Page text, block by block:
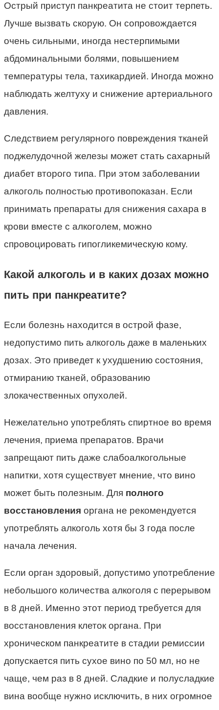
Острый приступ панкреатита не стоит терпеть.
Лучше вызвать скорую. Он сопровождается
очень сильными, иногда нестерпимыми
абдоминальными болями, повышением
температуры тела, тахикардией. Иногда можно
наблюдать желтуху и снижение артериального
давления.
Следствием регулярного повреждения тканей
поджелудочной железы может стать сахарный
диабет второго типа. При этом заболевании
алкоголь полностью противопоказан. Если
принимать препараты для снижения сахара в
крови вместе с алкоголем, можно
спровоцировать гипогликемическую кому.
Какой алкоголь и в каких дозах можно
пить при панкреатите?
Если болезнь находится в острой фазе,
недопустимо пить алкоголь даже в маленьких
дозах. Это приведет к ухудшению состояния,
отмиранию тканей, образованию
злокачественных опухолей.
Нежелательно употреблять спиртное во время
лечения, приема препаратов. Врачи
запрещают пить даже слабоалкогольные
напитки, хотя существует мнение, что вино
может быть полезным. Для полного
восстановления органа не рекомендуется
употреблять алкоголь хотя бы 3 года после
начала лечения.
Если орган здоровый, допустимо употребление
небольшого количества алкоголя с перерывом
в 8 дней. Именно этот период требуется для
восстановления клеток органа. При
хроническом панкреатите в стадии ремиссии
допускается пить сухое вино по 50 мл, но не
чаще, чем раз в 8 дней. Сладкие и полусладкие
вина вообще нужно исключить, в них огромное